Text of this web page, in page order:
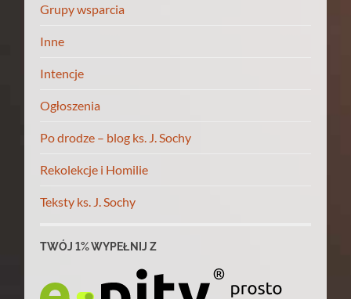
Grupy wsparcia
Inne
Intencje
Ogłoszenia
Po drodze – blog ks. J. Sochy
Rekolekcje i Homilie
Teksty ks. J. Sochy
TWÓJ 1% WYPEŁNIJ Z